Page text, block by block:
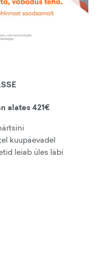
alates 421€
kuupäevadel
leiab üles läbi